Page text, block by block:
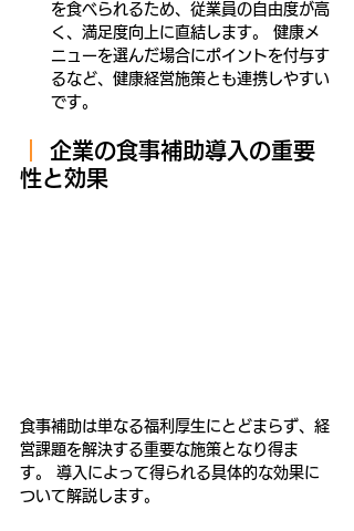
を食べられるため、従業員の自由度が高
く、満足度向上に直結します。 健康メ
ニューを選んだ場合にポイントを付与す
るなど、健康経営施策とも連携しやすい
です。
企業の食事補助導入の重要
性と効果
食事補助は単なる福利厚生にとどまらず、経
営課題を解決する重要な施策となり得ま
す。 導入によって得られる具体的な効果に
ついて解説します。